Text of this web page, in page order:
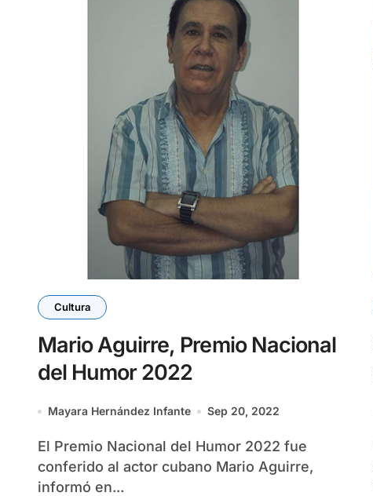
Cultura
Mario Aguirre, Premio Nacional
del Humor 2022
Mayara Hernández Infante Sep 20, 2022
El Premio Nacional del Humor 2022 fue
conferido al actor cubano Mario Aguirre,
informó en...